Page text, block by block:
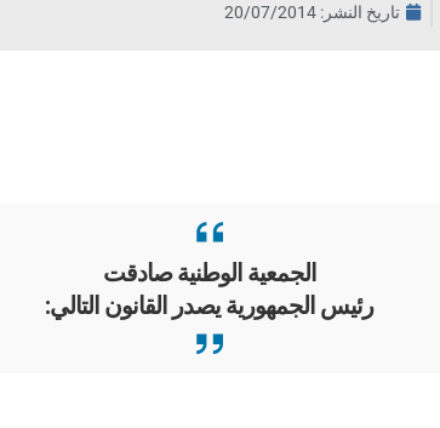
تاريخ النشر: 20/07/2014
الجمعية الوطنية صادقت
رئيس الجمهورية يصدر القانون التالي: